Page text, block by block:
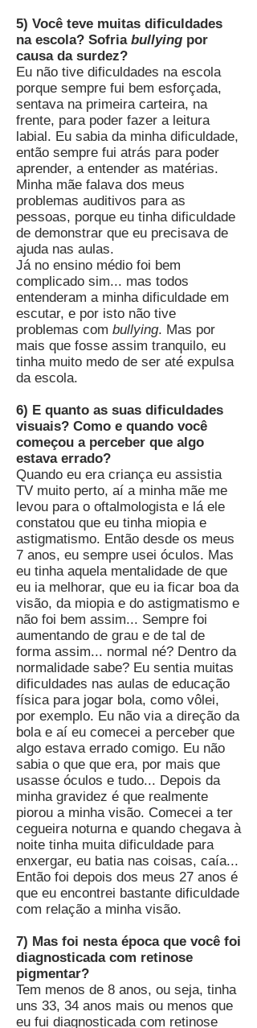
5) Você teve muitas dificuldades
na escola? Sofria bullying por
causa da surdez?
Eu não tive dificuldades na escola
porque sempre fui bem esforçada,
sentava na primeira carteira, na
frente, para poder fazer a leitura
labial. Eu sabia da minha dificuldade,
então sempre fui atrás para poder
aprender, a entender as matérias.
Minha mãe falava dos meus
problemas auditivos para as
pessoas, porque eu tinha dificuldade
de demonstrar que eu precisava de
ajuda nas aulas.
Já no ensino médio foi bem
complicado sim... mas todos
entenderam a minha dificuldade em
escutar, e por isto não tive
problemas com bullying. Mas por
mais que fosse assim tranquilo, eu
tinha muito medo de ser até expulsa
da escola.
6) E quanto as suas dificuldades
visuais? Como e quando você
começou a perceber que algo
estava errado?
Quando eu era criança eu assistia
TV muito perto, aí a minha mãe me
levou para o oftalmologista e lá ele
constatou que eu tinha miopia e
astigmatismo. Então desde os meus
7 anos, eu sempre usei óculos. Mas
eu tinha aquela mentalidade de que
eu ia melhorar, que eu ia ficar boa da
visão, da miopia e do astigmatismo e
não foi bem assim... Sempre foi
aumentando de grau e de tal de
forma assim... normal né? Dentro da
normalidade sabe? Eu sentia muitas
dificuldades nas aulas de educação
física para jogar bola, como vôlei,
por exemplo. Eu não via a direção da
bola e aí eu comecei a perceber que
algo estava errado comigo. Eu não
sabia o que que era, por mais que
usasse óculos e tudo... Depois da
minha gravidez é que realmente
piorou a minha visão. Comecei a ter
cegueira noturna e quando chegava à
noite tinha muita dificuldade para
enxergar, eu batia nas coisas, caía...
Então foi depois dos meus 27 anos é
que eu encontrei bastante dificuldade
com relação a minha visão.
7) Mas foi nesta época que você foi
diagnosticada com retinose
pigmentar?
Tem menos de 8 anos, ou seja, tinha
uns 33, 34 anos mais ou menos que
eu fui diagnosticada com retinose